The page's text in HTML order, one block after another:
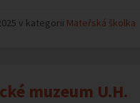
v kategorii Mateřská školka
muzeum U.H.